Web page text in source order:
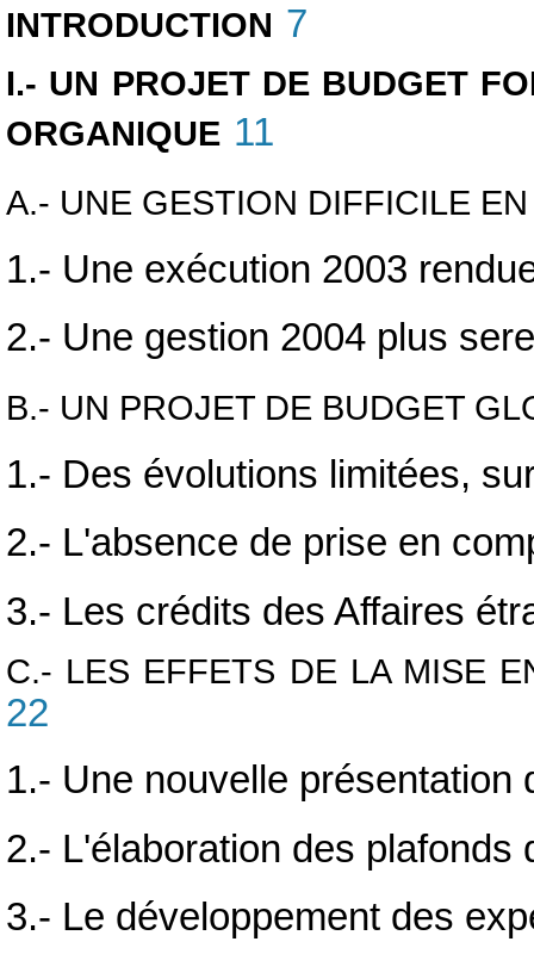
INTRODUCTION 7
I.- UN PROJET DE BUDGET
ORGANIQUE 11
A.- UNE GESTION DIFFICILE
1.- Une exécution 2003
2.- Une gestion 2004 plus
B.- UN PROJET DE BUDGET
1.- Des évolutions limitées,
2.- L'absence de prise en
3.- Les crédits des Affaires
C.- LES EFFETS DE LA MISE
22
1.- Une nouvelle
2.- L'élaboration des plafonds
3.- Le développement des